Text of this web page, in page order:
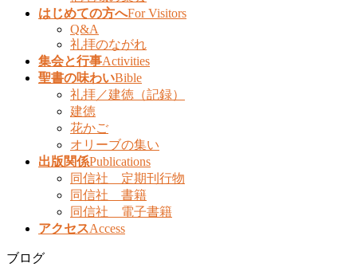
はじめての方へFor Visitors
Q&A
礼拝のながれ
集会と行事Activities
聖書の味わいBible
礼拝／建徳（記録）
建徳
花かご
オリーブの集い
出版関係Publications
同信社 定期刊行物
同信社 書籍
同信社 電子書籍
アクセスAccess
ブログ